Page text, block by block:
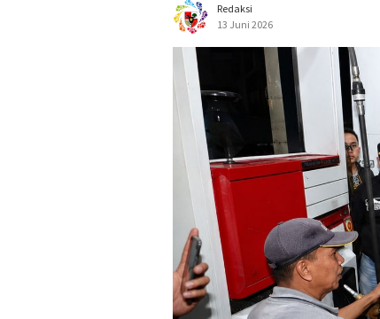
Redaksi
13 Juni 2026